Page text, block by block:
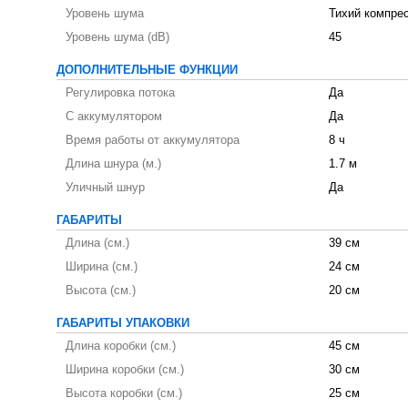
Уровень шума
Тихий
Уровень шума (dB)
45
ДОПОЛНИТЕЛЬНЫЕ ФУНКЦИИ
Регулировка потока
Да
С аккумулятором
Да
Время работы от аккумулятора
8 ч
Длина шнура (м.)
1.7 м
Уличный шнур
Да
ГАБАРИТЫ
Длина (см.)
39 см
Ширина (см.)
24 см
Высота (см.)
20 см
ГАБАРИТЫ УПАКОВКИ
Длина коробки (см.)
45 см
Ширина коробки (см.)
30 см
Высота коробки (см.)
25 см